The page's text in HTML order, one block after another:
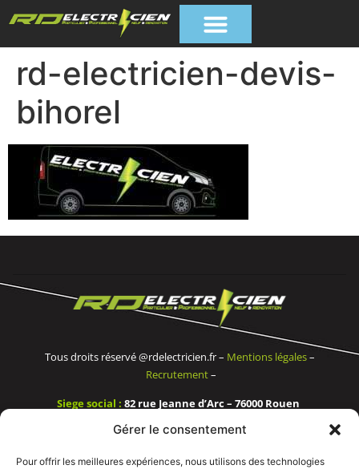
Gérer le consentement
Pour offrir les meilleures expériences, nous utilisons des technologies
rd-electricien-devis-
bihorel
Tous droits réservé @rdelectricien.fr – Mentions légales–
Recrutement–
Siege social : 82 rue Jeanne d’Arc – 76000 Rouen
Bureau et showroom : 136 route Nationale 27310 Caumont